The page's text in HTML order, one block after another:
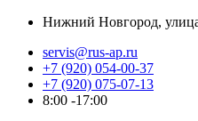
Нижний Новгород,
servis@rus-ap.ru
+7 (920) 054-00-37
+7 (920) 075-07-13
8:00 -17:00